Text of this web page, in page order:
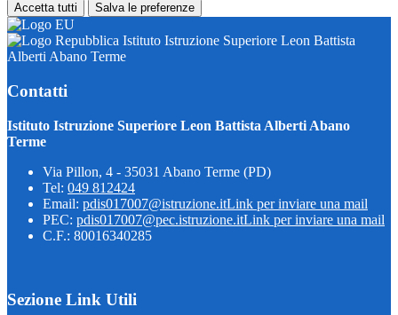
Accetta tutti Salva le preferenze
Istituto Istruzione Superiore Leon Battista
Alberti Abano Terme
Contatti
Istituto Istruzione Superiore Leon Battista Alberti Abano
Terme
Via Pillon, 4 - 35031 Abano Terme (PD)
Tel: 049 812424
Email: pdis017007@istruzione.itLink per inviare una mail
PEC: pdis017007@pec.istruzione.itLink per inviare una mail
C.F.: 80016340285
Sezione Link Utili